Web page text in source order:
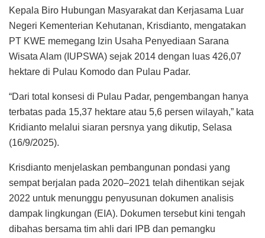
Kepala Biro Hubungan Masyarakat dan Kerjasama Luar
Negeri Kementerian Kehutanan, Krisdianto, mengatakan
PT KWE memegang Izin Usaha Penyediaan Sarana
Wisata Alam (IUPSWA) sejak 2014 dengan luas 426,07
hektare di Pulau Komodo dan Pulau Padar.
“Dari total konsesi di Pulau Padar, pengembangan hanya
terbatas pada 15,37 hektare atau 5,6 persen wilayah,” kata
Kridianto melalui siaran persnya yang dikutip, Selasa
(16/9/2025).
Krisdianto menjelaskan pembangunan pondasi yang
sempat berjalan pada 2020–2021 telah dihentikan sejak
2022 untuk menunggu penyusunan dokumen analisis
dampak lingkungan (EIA). Dokumen tersebut kini tengah
dibahas bersama tim ahli dari IPB dan pemangku